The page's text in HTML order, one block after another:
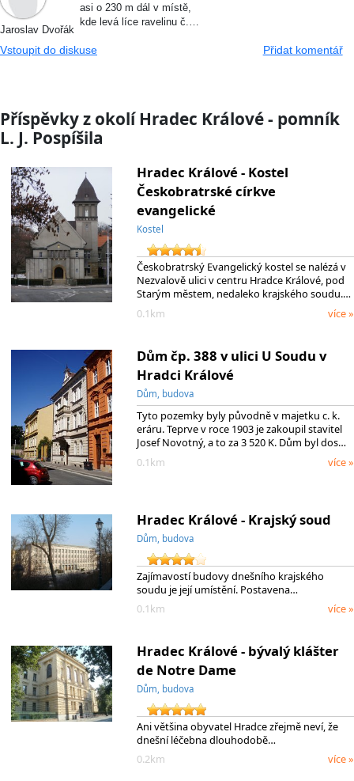
Jaroslav Dvořák
asi o 230 m dál v místě,
kde levá líce ravelinu č.…
Vstoupit do diskuse Přidat komentář
Příspěvky z okolí Hradec Králové - pomník
L. J. Pospíšila
Hradec Králové - Kostel
Českobratrské církve
evangelické
Kostel
Českobratrský Evangelický kostel se nalézá v
Nezvalově ulici v centru Hradce Králové, pod
Starým městem, nedaleko krajského soudu.…
0.1km
více »
Dům čp. 388 v ulici U Soudu v
Hradci Králové
Dům, budova
Tyto pozemky byly původně v majetku c. k.
eráru. Teprve v roce 1903 je zakoupil stavitel
Josef Novotný, a to za 3 520 K. Dům byl dos…
0.1km
více »
Hradec Králové - Krajský soud
Dům, budova
Zajímavostí budovy dnešního krajského
soudu je její umístění. Postavena…
0.1km
více »
Hradec Králové - bývalý klášter
de Notre Dame
Dům, budova
Ani většina obyvatel Hradce zřejmě neví, že
dnešní léčebna dlouhodobě…
0.2km
více »